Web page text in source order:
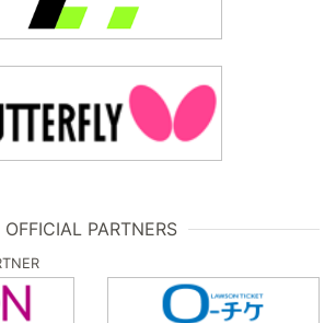
OFFICIAL PARTNERS